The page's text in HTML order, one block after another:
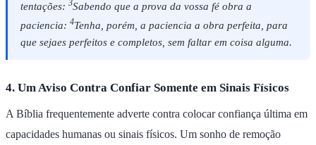
tentações: 3Sabendo que a prova da vossa fé obra a
paciencia: 4Tenha, porém, a paciencia a obra perfeita, para
que sejaes perfeitos e completos, sem faltar em coisa alguma.
4. Um Aviso Contra Confiar Somente em Sinais Físicos
A Bíblia frequentemente adverte contra colocar confiança última em
capacidades humanas ou sinais físicos. Um sonho de remoção